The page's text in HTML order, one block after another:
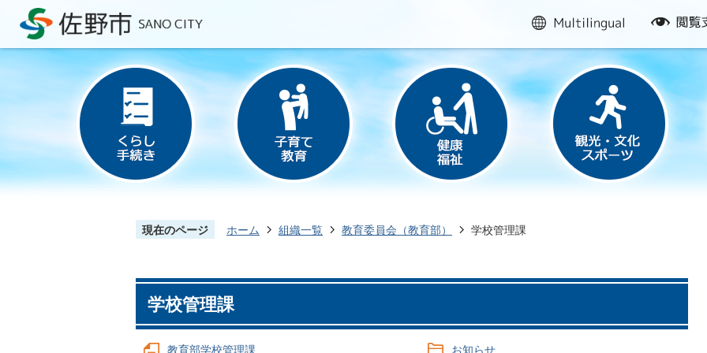
multilingual
閲
援
現在のページ ホーム 組織一覧 教育委員会（教育部） 学校管理課
学校管理課
教育部学校管理課 お知らせ